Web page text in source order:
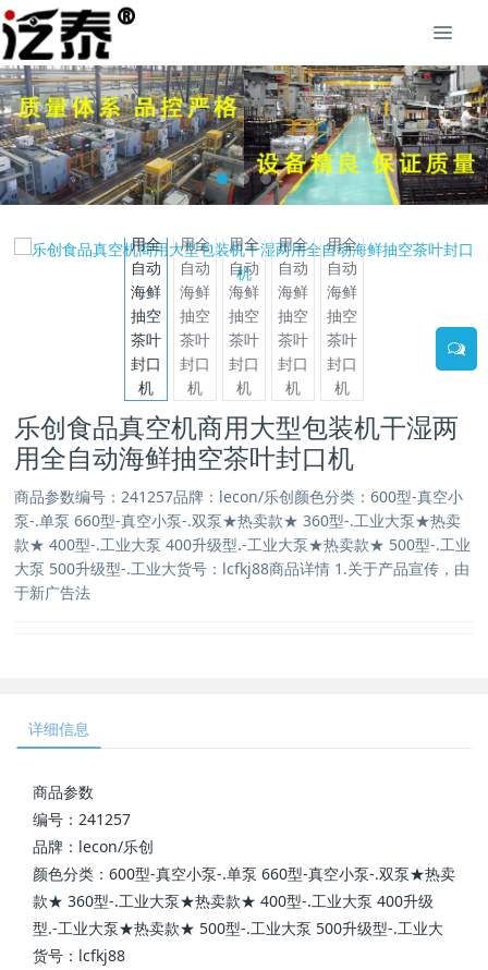
乐创食品真空机商用大型包装机干湿两
用全自动海鲜抽空茶叶封口机
商品参数编号：241257品牌：lecon/乐创颜色分类：600型-真空小
泵-.单泵 660型-真空小泵-.双泵★热卖款★ 360型-.工业大泵★热卖
款★ 400型-.工业大泵 400升级型.-工业大泵★热卖款★ 500型-.工业
大泵 500升级型-.工业大货号：lcfkj88商品详情 1.关于产品宣传，由
于新广告法
详细信息
商品参数
编号：241257
品牌：lecon/乐创
颜色分类：600型-真空小泵-.单泵 660型-真空小泵-.双泵★热卖
款★ 360型-.工业大泵★热卖款★ 400型-.工业大泵 400升级
型.-工业大泵★热卖款★ 500型-.工业大泵 500升级型-.工业大
货号：lcfkj88